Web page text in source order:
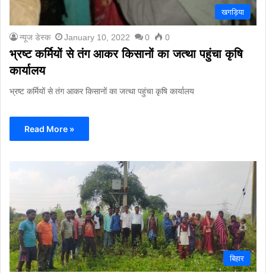
खगड़िया
न्यूज डेस्क January 10, 2022 0 0
भ्रष्ट कर्मियों से तंग आकर किसानों का जत्था पहुंचा कृषि
कार्यालय
भ्रष्ट कर्मियों से तंग आकर किसानों का जत्था पहुंचा कृषि कार्यालय
Read More »
बिहार